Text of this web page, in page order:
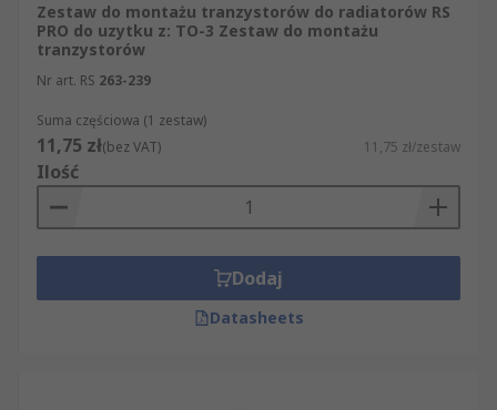
Zestaw do montażu tranzystorów do radiatorów RS
PRO do uzytku z: TO-3 Zestaw do montażu
tranzystorów
Nr art. RS 263-239
Suma częściowa (1 zestaw)
11,75 zł(bez VAT) 11,75 zł/zestaw
Ilość
Dodaj
Datasheets